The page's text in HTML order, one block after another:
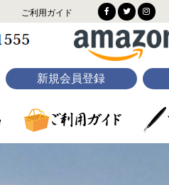
ご利用ガイド
新規会員登録